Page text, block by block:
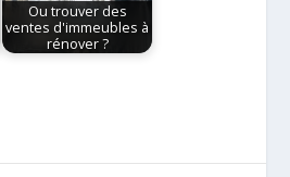
Ou trouver des
ventes d'immeubles à
rénover ?